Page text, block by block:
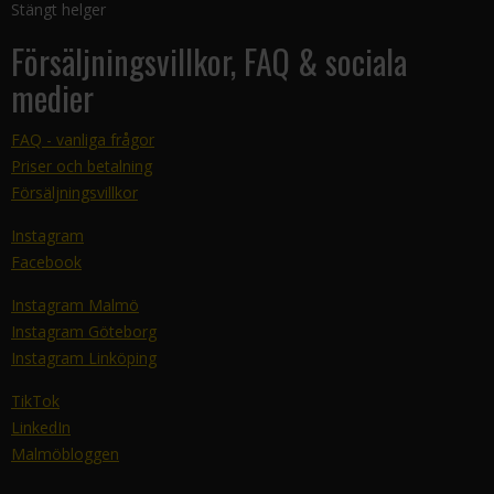
Stängt helger
Försäljningsvillkor, FAQ & sociala
medier
FAQ - vanliga frågor
Priser och betalning
Försäljningsvillkor
Instagram
Facebook
Instagram Malmö
Instagram Göteborg
Instagram Linköping
TikTok
LinkedIn
Malmöbloggen